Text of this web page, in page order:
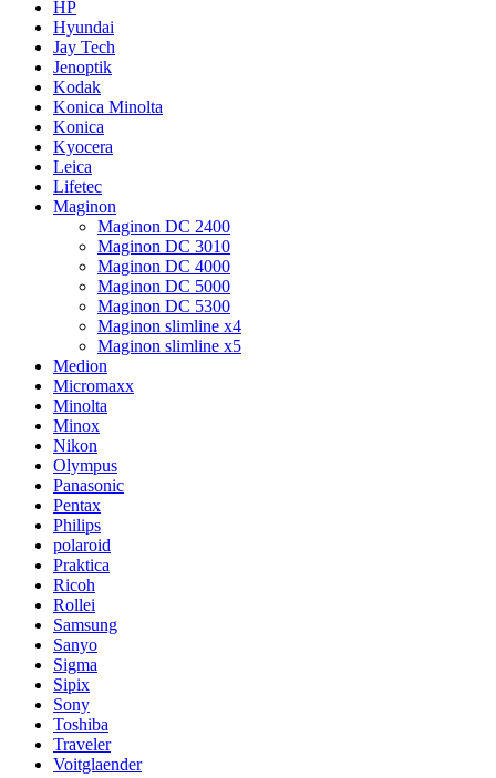
HP
Hyundai
Jay Tech
Jenoptik
Kodak
Konica Minolta
Konica
Kyocera
Leica
Lifetec
Maginon
Maginon DC 2400
Maginon DC 3010
Maginon DC 4000
Maginon DC 5000
Maginon DC 5300
Maginon slimline x4
Maginon slimline x5
Medion
Micromaxx
Minolta
Minox
Nikon
Olympus
Panasonic
Pentax
Philips
polaroid
Praktica
Ricoh
Rollei
Samsung
Sanyo
Sigma
Sipix
Sony
Toshiba
Traveler
Voitglaender